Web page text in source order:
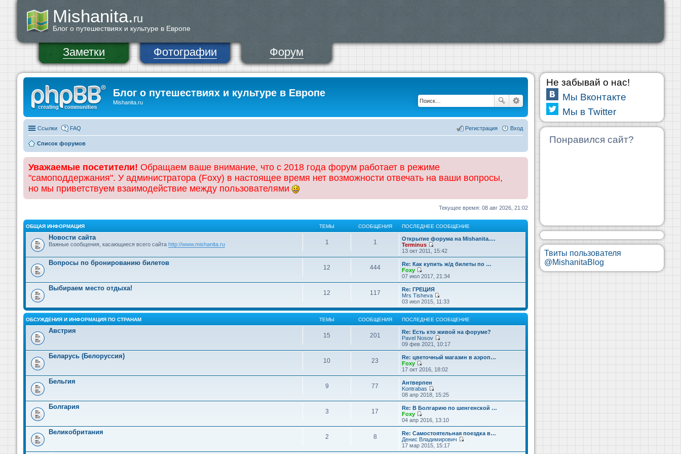
Mishanita.ru
Блог о путешествиях и культуре в Европе
Заметки Фотографии Форум
Блог о путешествиях и культуре в Европе
Mishanita.ru
Ссылки FAQ Вход
Регистрация
Список форумов
Уважаемые посетители! Обращаем ваше внимание, что с 2018 года форум работает в режиме
"самоподдержания". У администратора (Foxy) в настоящее время нет возможности отвечать на ваши вопросы,
но мы приветствуем взаимодействие между пользователями
Текущее время: 08 авг 2026, 21:02
ОБЩАЯ ИНФОРМАЦИЯ ТЕМЫ СООБЩЕНИЯ ПОСЛЕДНЕЕ СООБЩЕНИЕ
Новости сайта
Важные сообщения, касающиеся всего сайта http://www.mishanita.ru 1 1
Открытие форума на Mishanita.…
Terminus
П
е
р
е
й
т
и
к
п
о
с
л
е
н
е
м
у
с
о
б
н
и
ю
13 окт 2011, 15:42
Вопросы по бронированию билетов
12 444
Re: Как купить ж/д билеты по …
Foxy
П
е
р
е
й
т
и
к
п
о
с
л
е
н
е
м
у
с
о
о
б
щ
н
и
ю
07 июл 2017, 21:34
Выбираем место отдыха!
12 117
Re: ГРЕЦИЯ
Mrs Tisheva
П
е
р
е
й
т
к
п
о
с
л
е
е
м
с
о
б
щ
е
н
и
03 июл 2015, 11:33
ОБСУЖДЕНИЯ И ИНФОРМАЦИЯ ПО СТРАНАМ ТЕМЫ СООБЩЕНИЯ ПОСЛЕДНЕЕ СООБЩЕНИЕ
Австрия
15 201
Re: Есть кто живой на форуме?
Pavel Nosov
П
е
р
е
й
т
п
о
л
д
н
е
м
у
с
09 фев 2021, 10:17
Беларусь (Белоруссия)
10 23
Re: цветочный магазин в аэроп…
Foxy
П
е
р
е
й
т
к
п
о
л
е
д
17 окт 2016, 18:02
Бельгия
9 77
Антверпен
Kontrabas
П
е
р
е
й
т
к
п
о
08 апр 2018, 15:25
Болгария
3 17
Re: В Болгарию по шенгенской …
Foxy
П
е
р
е
й
т
04 апр 2016, 13:10
Великобритания
2 8
Re: Самостоятельная поездка в…
Денис Владимирович
е
17 мар 2015, 15:17
Не забывай о нас!
Мы Вконтакте
Мы в Twitter
Понравился сайт?
Твиты пользователя
@MishanitaBlog